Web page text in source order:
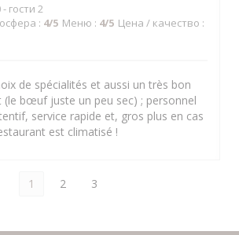
гости 2
: 4/5 Меню : 4/5 Цена / качество :
de spécialités et aussi un très bon
(le bœuf juste un peu sec) ; personnel
service rapide et, gros plus en cas
est climatisé !
1 2 3